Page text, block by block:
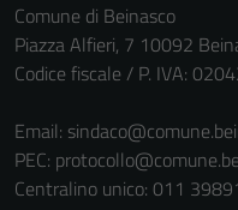
Comune di Beinasco
Piazza Alfieri, 7 10092
Codice fiscale / P. IVA:
Email:
PEC:
Centralino unico: 011